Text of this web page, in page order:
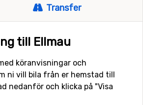
Transfer
till Ellmau
köranvisningar och
ni vill bila från er hemstad till
nedanför och klicka på "Visa